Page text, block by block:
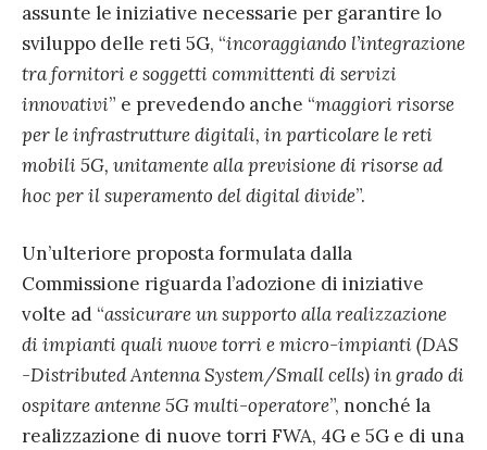
assunte le iniziative necessarie per garantire lo
sviluppo delle reti 5G, “incoraggiando l’integrazione
tra fornitori e soggetti committenti di servizi
innovativi” e prevedendo anche “maggiori risorse
per le infrastrutture digitali, in particolare le reti
mobili 5G, unitamente alla previsione di risorse ad
hoc per il superamento del digital divide”.
Un’ulteriore proposta formulata dalla
Commissione riguarda l’adozione di iniziative
volte ad “assicurare un supporto alla realizzazione
di impianti quali nuove torri e micro-impianti (DAS
-Distributed Antenna System/Small cells) in grado di
ospitare antenne 5G multi-operatore”, nonché la
realizzazione di nuove torri FWA, 4G e 5G e di una